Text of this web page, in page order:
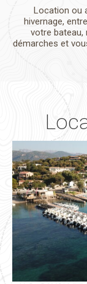
Location ou
hivernage,
votre
démarches et